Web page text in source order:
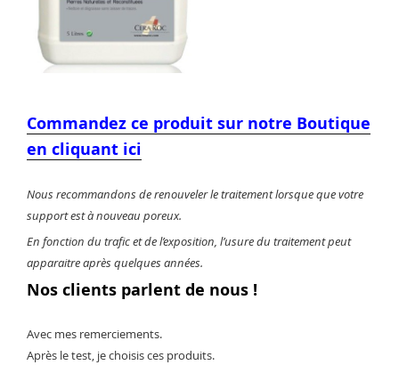
Commandez ce produit sur notre Boutique
en cliquant ici
Nous recommandons de renouveler le traitement lorsque que votre
support est à nouveau poreux.
En fonction du trafic et de l’exposition, l’usure du traitement peut
apparaitre après quelques années.
Nos clients parlent de nous !
Avec mes remerciements.
Après le test, je choisis ces produits.